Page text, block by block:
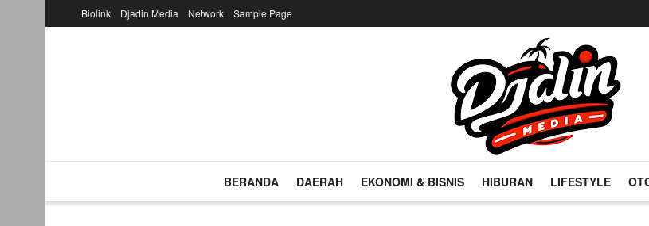
Biolink Djadin Media Network Sample Page
BERANDA DAERAH EKONOMI & BISNIS HIBURAN LIFESTYLE